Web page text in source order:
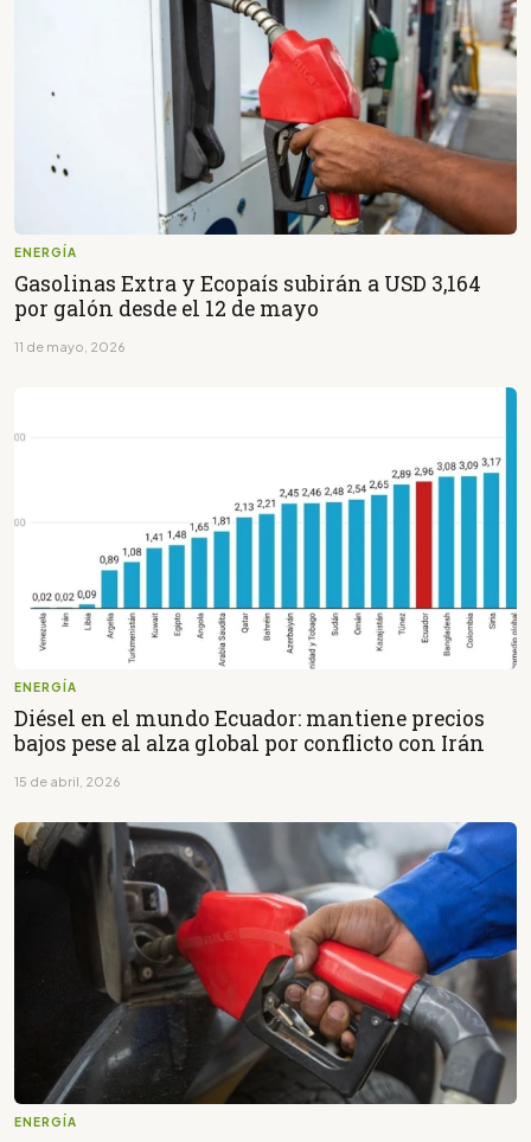
ENERGÍA
Gasolinas Extra y Ecopaís subirán a USD 3,164
por galón desde el 12 de mayo
11 de mayo, 2026
ENERGÍA
Diésel en el mundo Ecuador: mantiene precios
bajos pese al alza global por conflicto con Irán
15 de abril, 2026
ENERGÍA